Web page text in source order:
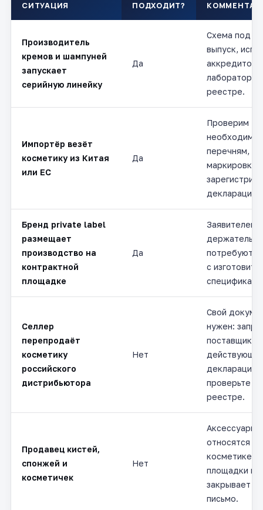
СИТУАЦИЯ ПОДХОДИТ?
Производитель
кремов и шампуней
запускает
серийную линейку
Да
Схема под
выпуск,
реестре.
Импортёр везёт
косметику из Китая
или ЕС
Да
Проверим
перечням,
маркировку,
декларацию
Бренд private label
размещает
производство на
контрактной
площадке
Да
Заявителем
держатель
с
Селлер
перепродаёт
косметику
российского
дистрибьютора
Нет
Свой
нужен:
поставщика
деклараций и
проверьте
реестре.
Продавец кистей,
спонжей и
косметичек
Нет
Аксессуары
относятся к
косметике,
площадки
закрывает
письмо.